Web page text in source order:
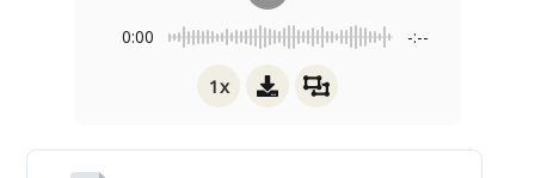
0:00 -:--
1x